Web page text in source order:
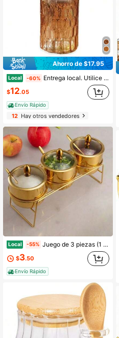
Ahorro de $17.95
Local -60% Entrega local. Utilice este juego de 3 recipientes sellados para latas 2198 02-473402 con tapa abatible en forma de corazón y cierre hermético para mantener la harina de azúcar fresca y crujiente durante más tiempo. Ideal para organizar especias, granos y refrescos. Este recipiente cilíndrico reutilizable es perfecto para organizar la cocina. Es versátil, apto para lavavajillas y no requiere electricidad, lo que lo convierte en un elemento esencial para almacenar alimentos y hornear.
$12.05
Envío Rápido
12Hay otros vendedores
Local -55% Juego de 3 piezas (1 cuchara, 1 tazón, 1 tapa de vidrio) Tarros de almacenamiento de especias de acero inoxidable dorado con 1 cuchara, 1 tazón, 1 tapa de vidrio, aptos para lavavajillas, boca ancha, multiusos para condimentos, crema, dispensador de azúcar,ideal para la organización de la cocina y la barra de café
$3.50
Envío Rápido